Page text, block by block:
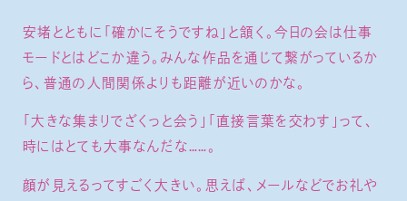
安堵とともに「確かにそうですね」と頷く。今日の会は仕事
モードとはどこか違う。みんな作品を通じて繋がっているか
ら、普通の人間関係よりも距離が近いのかな。
「大きな集まりでざくっと会う」「直接言葉を交わす」って、
時にはとても大事なんだな……。
顔が見えるってすごく大きい。思えば、メールなどでお礼や